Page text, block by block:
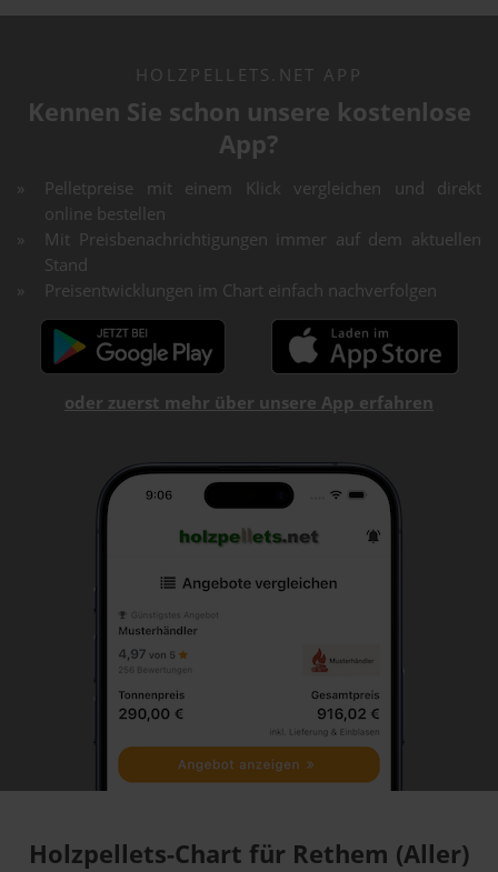
HOLZPELLETS.NET APP
Kennen Sie schon unsere kostenlose
App?
Pelletpreise mit einem Klick vergleichen und direkt
online bestellen
Mit Preisbenachrichtigungen immer auf dem aktuellen
Stand
Preisentwicklungen im Chart einfach nachverfolgen
oder zuerst mehr über unsere App erfahren
Holzpellets-Chart für Rethem (Aller)